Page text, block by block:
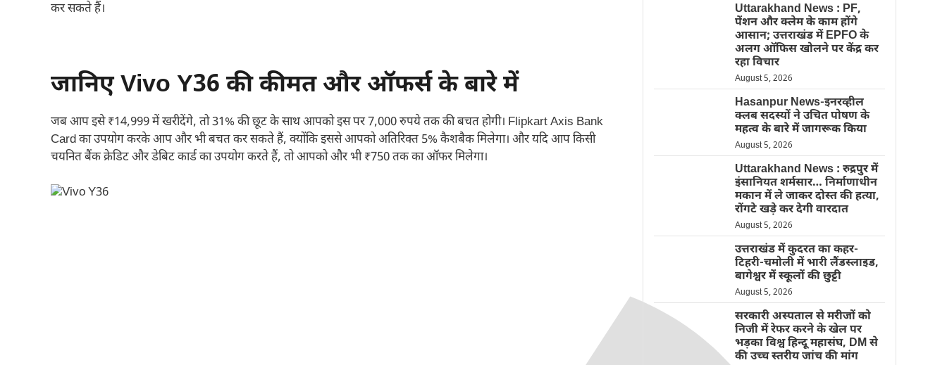
कर सकते हैं।
जानिए Vivo Y36 की कीमत और ऑफर्स के बारे में
जब आप इसे ₹14,999 में खरीदेंगे, तो 31% की छूट के साथ आपको इस पर 7,000 रुपये तक की बचत होगी। Flipkart Axis Bank
Card का उपयोग करके आप और भी बचत कर सकते हैं, क्योंकि इससे आपको अतिरिक्त 5% कैशबैक मिलेगा। और यदि आप किसी
चयनित बैंक क्रेडिट और डेबिट कार्ड का उपयोग करते हैं, तो आपको और भी ₹750 तक का ऑफर मिलेगा।
Uttarakhand News : PF,
पेंशन और क्लेम के काम होंगे
आसान; उत्तराखंड में EPFO के
अलग ऑफिस खोलने पर केंद्र कर
रहा विचार
August 5, 2026
Hasanpur News-इनरव्हील
क्लब सदस्यों ने उचित पोषण के
महत्व के बारे में जागरूक किया
August 5, 2026
Uttarakhand News : रुद्रपुर में
इंसानियत शर्मसार… निर्माणाधीन
मकान में ले जाकर दोस्त की हत्या,
रोंगटे खड़े कर देगी वारदात
August 5, 2026
उत्तराखंड में कुदरत का कहर-
टिहरी-चमोली में भारी लैंडस्लाइड,
बागेश्वर में स्कूलों की छुट्टी
August 5, 2026
सरकारी अस्पताल से मरीजों को
निजी में रेफर करने के खेल पर
भड़का विश्व हिन्दू महासंघ, DM से
की उच्च स्तरीय जांच की मांग